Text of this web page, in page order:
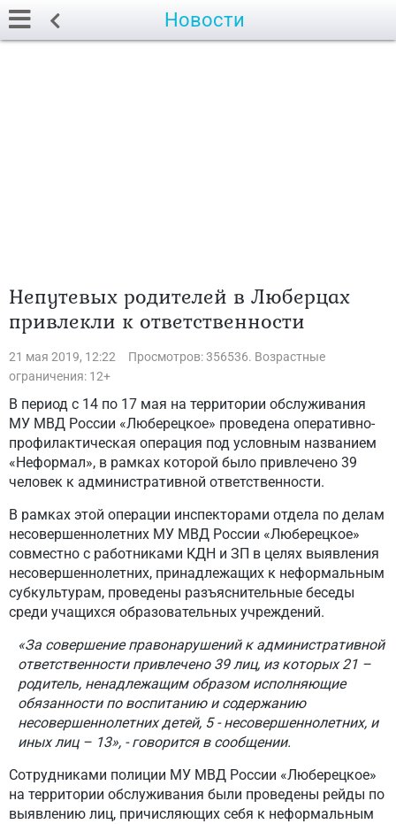
Новости
Непутевых родителей в Люберцах
привлекли к ответственности
21 мая 2019, 12:22
Просмотров: 356536. Возрастные
ограничения: 12+
В период с 14 по 17 мая на территории обслуживания
МУ МВД России «Люберецкое» проведена оперативно-
профилактическая операция под условным названием
«Неформал», в рамках которой было привлечено 39
человек к административной ответственности.
В рамках этой операции инспекторами отдела по делам
несовершеннолетних МУ МВД России «Люберецкое»
совместно с работниками КДН и ЗП в целях выявления
несовершеннолетних, принадлежащих к неформальным
субкультурам, проведены разъяснительные беседы
среди учащихся образовательных учреждений.
«За совершение правонарушений к административной
ответственности привлечено 39 лиц, из которых 21 –
родитель, ненадлежащим образом исполняющие
обязанности по воспитанию и содержанию
несовершеннолетних детей, 5 - несовершеннолетних, и
иных лиц – 13», - говорится в сообщении.
Сотрудниками полиции МУ МВД России «Люберецкое»
на территории обслуживания были проведены рейды по
выявлению лиц, причисляющих себя к неформальным